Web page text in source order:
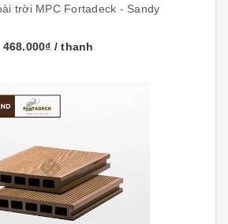
trời MPC Fortadeck - Sandy
468.000₫ / thanh